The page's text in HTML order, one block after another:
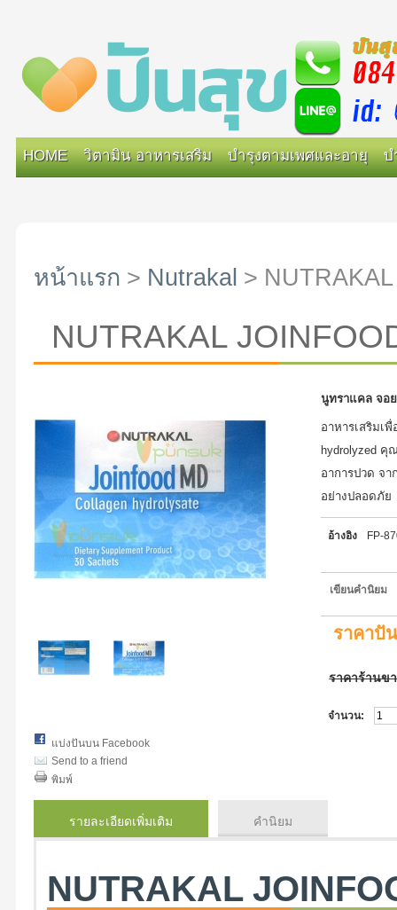
HOME วิตามิน อาหารเสริม บำรุงตามเพศและอายุ บ
หน้าแรก > Nutrakal >
NUTRAKAL
แบ่งปันบน Facebook
Send to a friend
พิมพ์
นูทราแคล จอ
อาหารเสริมเ
hydrolyzed
อาการปวด จา
อย่างปลอดภัย
อ้างอิง FP-
เขียนคำนิยม
ราคาปั
ราคาร้านข
จำนวน:
รายละเอียดเพิ่มเติม คำนิยม
NUTRAKAL